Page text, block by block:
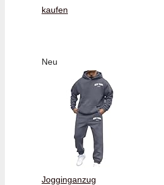
kaufen
Neu
Jogginganzug